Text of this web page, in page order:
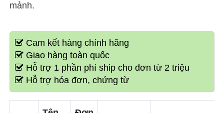
mảnh.
Cam kết hàng chính hãng
Giao hàng toàn quốc
Hỗ trợ 1 phần phí ship cho đơn từ 2 triệu
Hỗ trợ hóa đơn, chứng từ